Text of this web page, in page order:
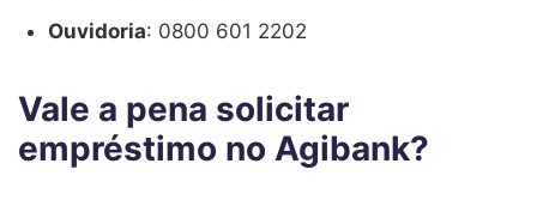
Ouvidoria: 0800 601 2202
Vale a pena solicitar
empréstimo no Agibank?